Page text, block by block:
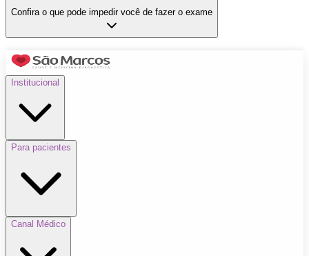
Confira o que pode impedir você de fazer o exame
Institucional
Para pacientes
Canal Médico